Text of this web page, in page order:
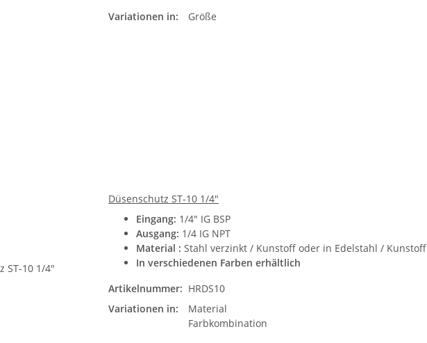
Variationen in:
Größe
Düsenschutz ST-10 1/4"
Eingang: 1/4" IG BSP
Ausgang: 1/4 IG NPT
Material : Stahl verzinkt / Kunstoff oder in Edelstahl / Kunstoff
In verschiedenen Farben erhältlich
Artikelnummer: HRDS10
Variationen in:
Material
Farbkombination